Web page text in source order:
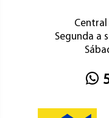
Segunda a